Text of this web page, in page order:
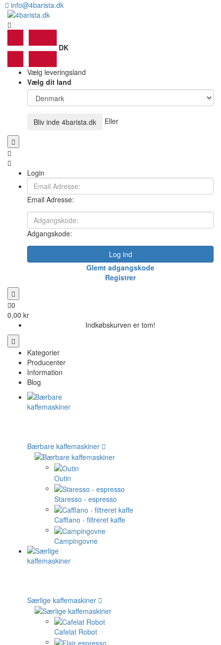
info@4barista.dk
DK
Vælg leveringsland
Vælg dit land
Bliv inde 4barista.dk Eller
Login
Email Adresse:
Adgangskode:
Log ind
Glemt adgangskode
Registrer
0
0,00 kr
Indkøbskurven er tom!
Kategorier
Producenter
Information
Blog
Bærbare kaffemaskiner
Outin
Staresso - espresso
Cafflano - filtreret kaffe
Campingovne
Særlige kaffemaskiner
Cafelat Robot